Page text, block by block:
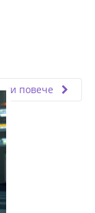
повече